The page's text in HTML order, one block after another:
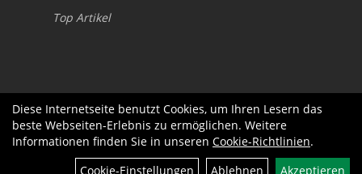
Top Artikel
Diese Internetseite benutzt Cookies, um Ihren Lesern das
beste Webseiten-Erlebnis zu ermöglichen. Weitere
Informationen finden Sie in unseren Cookie-Richtlinien.
Cookie-Einstellungen
Ablehnen Akzeptieren